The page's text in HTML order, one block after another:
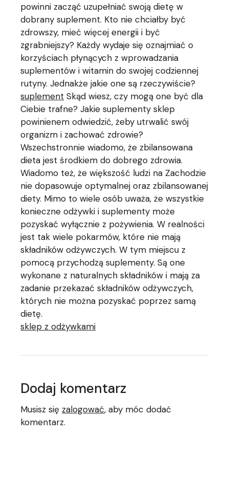
powinni zacząć uzupełniać swoją dietę w
dobrany suplement. Kto nie chciałby być
zdrowszy, mieć więcej energii i być
zgrabniejszy? Każdy wydaje się oznajmiać o
korzyściach płynących z wprowadzania
suplementów i witamin do swojej codziennej
rutyny. Jednakże jakie one są rzeczywiście?
suplement Skąd wiesz, czy mogą one być dla
Ciebie trafne? Jakie suplementy sklep
powinienem odwiedzić, żeby utrwalić swój
organizm i zachować zdrowie?
Wszechstronnie wiadomo, że zbilansowana
dieta jest środkiem do dobrego zdrowia.
Wiadomo też, że większość ludzi na Zachodzie
nie dopasowuje optymalnej oraz zbilansowanej
diety. Mimo to wiele osób uważa, że wszystkie
konieczne odżywki i suplementy może
pozyskać wyłącznie z pożywienia. W realności
jest tak wiele pokarmów, które nie mają
składników odżywczych. W tym miejscu z
pomocą przychodzą suplementy. Są one
wykonane z naturalnych składników i mają za
zadanie przekazać składników odżywczych,
których nie można pozyskać poprzez samą
dietę.
sklep z odżywkami
Dodaj komentarz
Musisz się zalogować, aby móc dodać
komentarz.